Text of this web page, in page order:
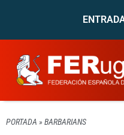
PORTADA » BARBARIANS